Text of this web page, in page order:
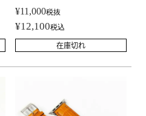
¥11,000税抜
¥12,100税込
在庫切れ